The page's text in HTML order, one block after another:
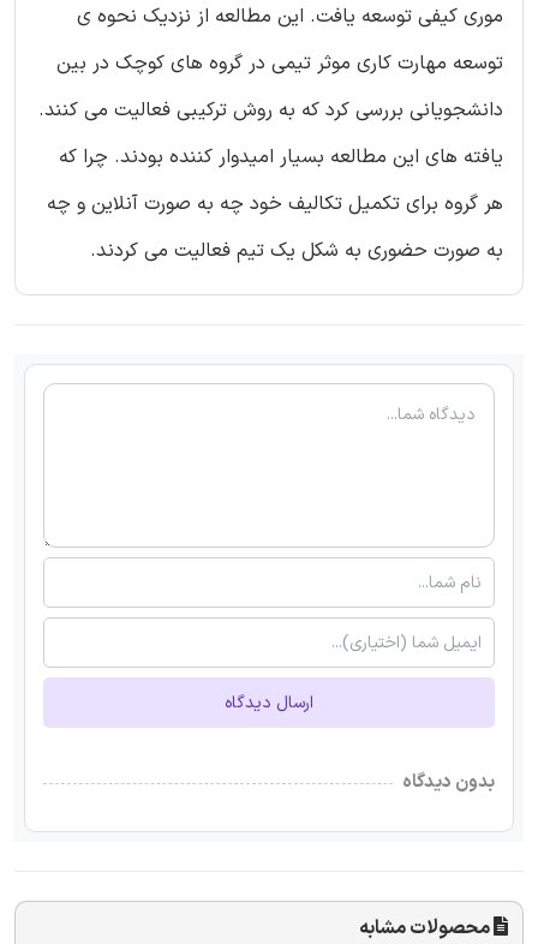
موری کیفی توسعه یافت. این مطالعه از نزدیک نحوه ی
توسعه مهارت کاری موثر تیمی در گروه های کوچک در بین
دانشجویانی بررسی کرد که به روش ترکیبی فعالیت می کنند.
یافته های این مطالعه بسیار امیدوار کننده بودند. چرا که
هر گروه برای تکمیل تکالیف خود چه به صورت آنلاین و چه
به صورت حضوری به شکل یک تیم فعالیت می کردند.
ارسال دیدگاه
بدون دیدگاه
محصولات مشابه